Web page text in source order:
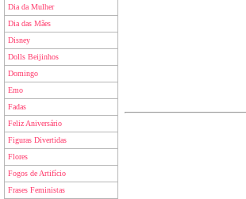
Dia da Mulher
Dia das Mães
Disney
Dolls Beijinhos
Domingo
Emo
Fadas
Feliz Aniversário
Figuras Divertidas
Flores
Fogos de Artifício
Frases Feministas